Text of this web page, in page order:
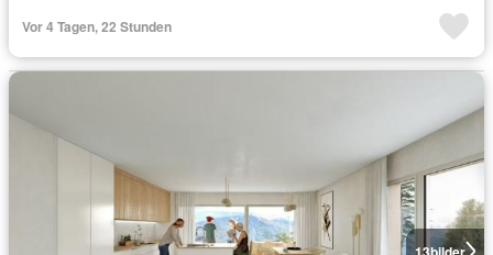
Vor 4 Tagen, 22 Stunden